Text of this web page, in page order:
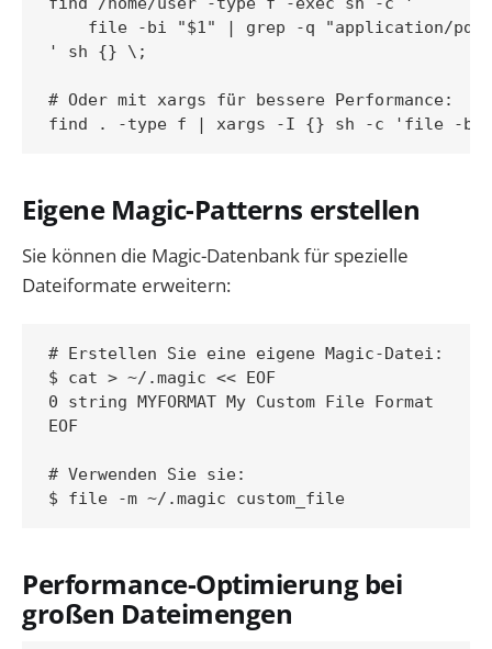
file -bi "$1" | grep -q "application/
' sh {} \;
# Oder mit xargs für bessere Performance:
Eigene Magic-Patterns erstellen
Sie können die Magic-Datenbank für spezielle
Dateiformate erweitern:
# Erstellen Sie eine eigene Magic-Datei:
$ cat > ~/.magic << EOF
0 string MYFORMAT My Custom File Format
EOF
# Verwenden Sie sie:
Performance-Optimierung bei
großen Dateimengen